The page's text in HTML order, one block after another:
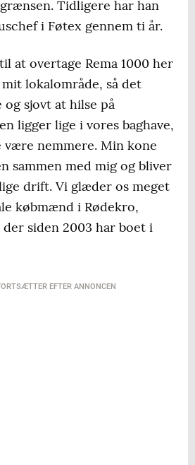
Tidligere har han
i Føtex gennem ti år.
at overtage Rema 1000 her
lokalområde, så det
sjovt at hilse på
ligger lige i vores baghave,
være nemmere. Min kone
sammen med mig og bliver
drift. Vi glæder os meget
købmænd i Rødekro,
siden 2003 har boet i
EFTER ANNONCEN